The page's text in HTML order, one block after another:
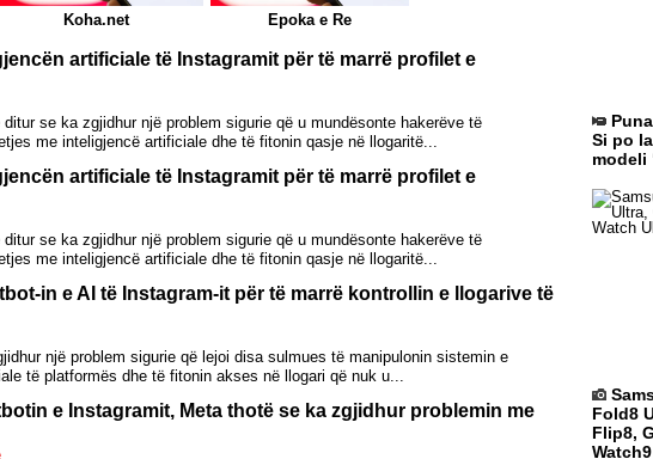
Koha.net Epoka e Re
artificiale të Instagramit për të marrë profilet e
se ka zgjidhur një problem sigurie që u mundësonte hakerëve të
me inteligjencë artificiale dhe të fitonin qasje në llogaritë...
artificiale të Instagramit për të marrë profilet e
se ka zgjidhur një problem sigurie që u mundësonte hakerëve të
me inteligjencë artificiale dhe të fitonin qasje në llogaritë...
in e AI të Instagram-it për të marrë kontrollin e llogarive të
një problem sigurie që lejoi disa sulmues të manipulonin sistemin e
të platformës dhe të fitonin akses në llogari që nuk u...
e Instagramit, Meta thotë se ka zgjidhur problemin me
Si po
modeli
Fold8
Flip8,
Watch9